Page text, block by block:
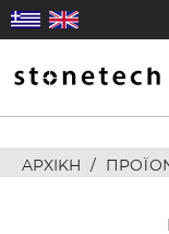
Η ΕΤΑΙΡΕΙΑ
ΑΡΧΙΚΗ /